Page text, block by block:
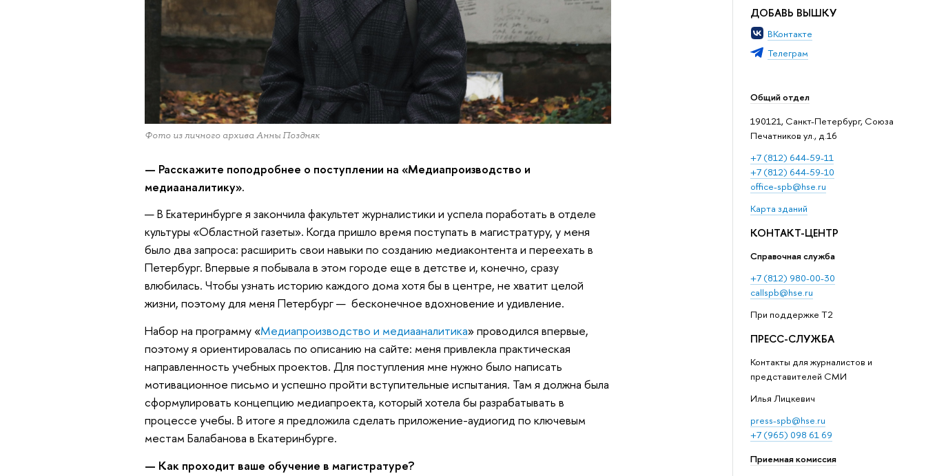
ДОБАВЬ ВЫШКУ
ВКонтакте
Телеграм
Общий отдел
190121, Санкт-Петербург, Союза
Печатников ул., д.16
+7 (812) 644-59-11
+7 (812) 644-59-10
office-spb@hse.ru
Карта зданий
КОНТАКТ-ЦЕНТР
Справочная служба
+7 (812) 980-00-30
callspb@hse.ru
При поддержке T2
ПРЕСС-СЛУЖБА
Контакты для журналистов и
представителей СМИ
Илья Лицкевич
press-spb@hse.ru
+7 (965) 098 61 69
Приемная комиссия
Фото из личного архива Анны Поздняк
— Расскажите поподробнее о поступлении на «Медиапроизводство и
медиааналитику».
— В Екатеринбурге я закончила факультет журналистики и успела поработать в отделе
культуры «Областной газеты». Когда пришло время поступать в магистратуру, у меня
было два запроса: расширить свои навыки по созданию медиаконтента и переехать в
Петербург. Впервые я побывала в этом городе еще в детстве и, конечно, сразу
влюбилась. Чтобы узнать историю каждого дома хотя бы в центре, не хватит целой
жизни, поэтому для меня Петербург — бесконечное вдохновение и удивление.
Набор на программу «Медиапроизводство и медиааналитика» проводился впервые,
поэтому я ориентировалась по описанию на сайте: меня привлекла практическая
направленность учебных проектов. Для поступления мне нужно было написать
мотивационное письмо и успешно пройти вступительные испытания. Там я должна была
сформулировать концепцию медиапроекта, который хотела бы разрабатывать в
процессе учебы. В итоге я предложила сделать приложение-аудиогид по ключевым
местам Балабанова в Екатеринбурге.
— Как проходит ваше обучение в магистратуре?